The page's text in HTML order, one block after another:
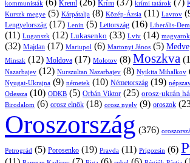
kommunisták (6) Kreml (26) Krím (37) krími tatárok (7)
Kurszk megye (5) Kárpátalja (8) Közép-Ázsia (11) Lavrov
Lengyelország (17) Lenin (5) Lettország (16) Liberális-
(11) Luganszk (12) Lukasenko (33) Lviv (14) magyarok
(32) Majdan (17) Mariupol (6) Martonyi János (5)
Minszk (12) Moldova (17) Molotov (8) Moszkva
Nazarbajev (12) Nurszultan Nazarbajev (8) Nyikita Mihalkov
Nyugat-Ukrajna (9) németek (10) Németország (19)
Odessza (10) ODKB (5) Orbán Viktor (25) orosz-ukrán
Birodalom (6) orosz elnök (18) orosz nyelv (9) oroszok
Oroszország (376)
Petrográd (5) Porosenko (19) Pravda (11) Prigozsin (6)